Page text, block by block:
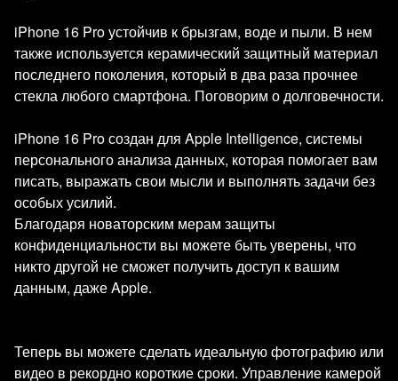
iPhone 16 Pro устойчив к брызгам, воде и пыли. В нем
также используется керамический защитный материал
последнего поколения, который в два раза прочнее
стекла любого смартфона. Поговорим о долговечности.
iPhone 16 Pro создан для Apple Intelligence, системы
персонального анализа данных, которая помогает вам
писать, выражать свои мысли и выполнять задачи без
особых усилий.
Благодаря новаторским мерам защиты
конфиденциальности вы можете быть уверены, что
никто другой не сможет получить доступ к вашим
данным, даже Apple.
Теперь вы можете сделать идеальную фотографию или
видео в рекордно короткие сроки. Управление камерой